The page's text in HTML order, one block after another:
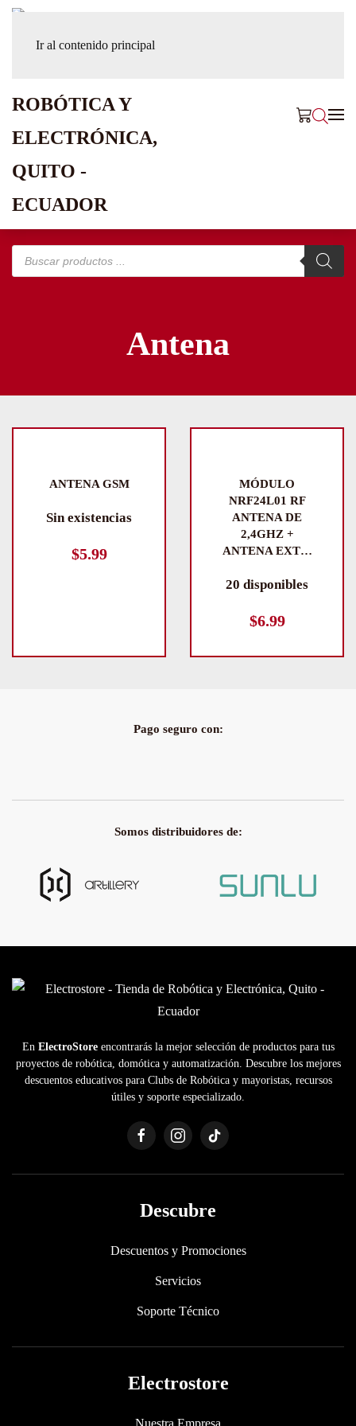
Ir al contenido principal
Búsqueda
productos
Antena
ANTENA GSM
Sin existencias
$5.99
MÓDULO
NRF24L01 RF
ANTENA DE
2,4GHZ +
ANTENA EXT…
20 disponibles
$6.99
Pago seguro con:
Somos distribuidores de:
EnElectroStoreencontrarás la mejor selección de productos para tus
proyectos de robótica, domótica y automatización. Descubre los mejores
descuentos educativos para Clubs de Robótica y mayoristas, recursos
útiles y soporte especializado.
Descubre
Descuentos y Promociones
Servicios
Soporte Técnico
Electrostore
Nuestra Empresa